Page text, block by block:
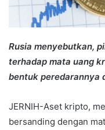
Rusia menyebutkan,
terhadap mata uang
bentuk peredarannya
JERNIH-Aset kripto,
bersanding dengan